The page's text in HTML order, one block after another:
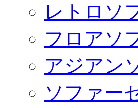
レトロソ
フロアソ
アジアン
ソファー